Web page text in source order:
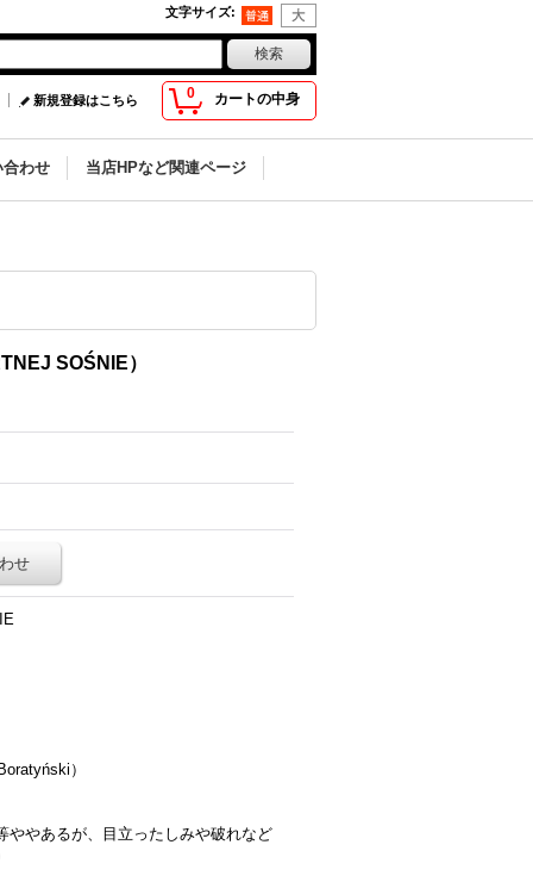
文字サイズ:
0 カートの中身
新規登録はこちら
合わせ 当店HPなど関連ページ
SOŚNIE）
せ
）
ややあるが、目立ったしみや破れなど